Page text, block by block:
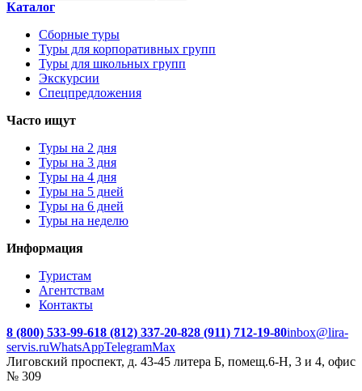
Каталог
Сборные туры
Туры для корпоративных групп
Туры для школьных групп
Экскурсии
Спецпредложения
Часто ищут
Туры на 2 дня
Туры на 3 дня
Туры на 4 дня
Туры на 5 дней
Туры на 6 дней
Туры на неделю
Информация
Туристам
Агентствам
Контакты
8 (800) 533-99-618 (812) 337-20-828 (911) 712-19-80inbox@lira-
servis.ruWhatsAppTelegramMax
Лиговский проспект, д. 43-45 литера Б, помещ.6-Н, 3 и 4, офис
№ 309